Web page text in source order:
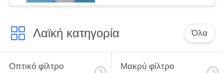
Λαϊκή κατηγορία Όλα
Οπτικό φίλτρο Μακρύ φίλτρο